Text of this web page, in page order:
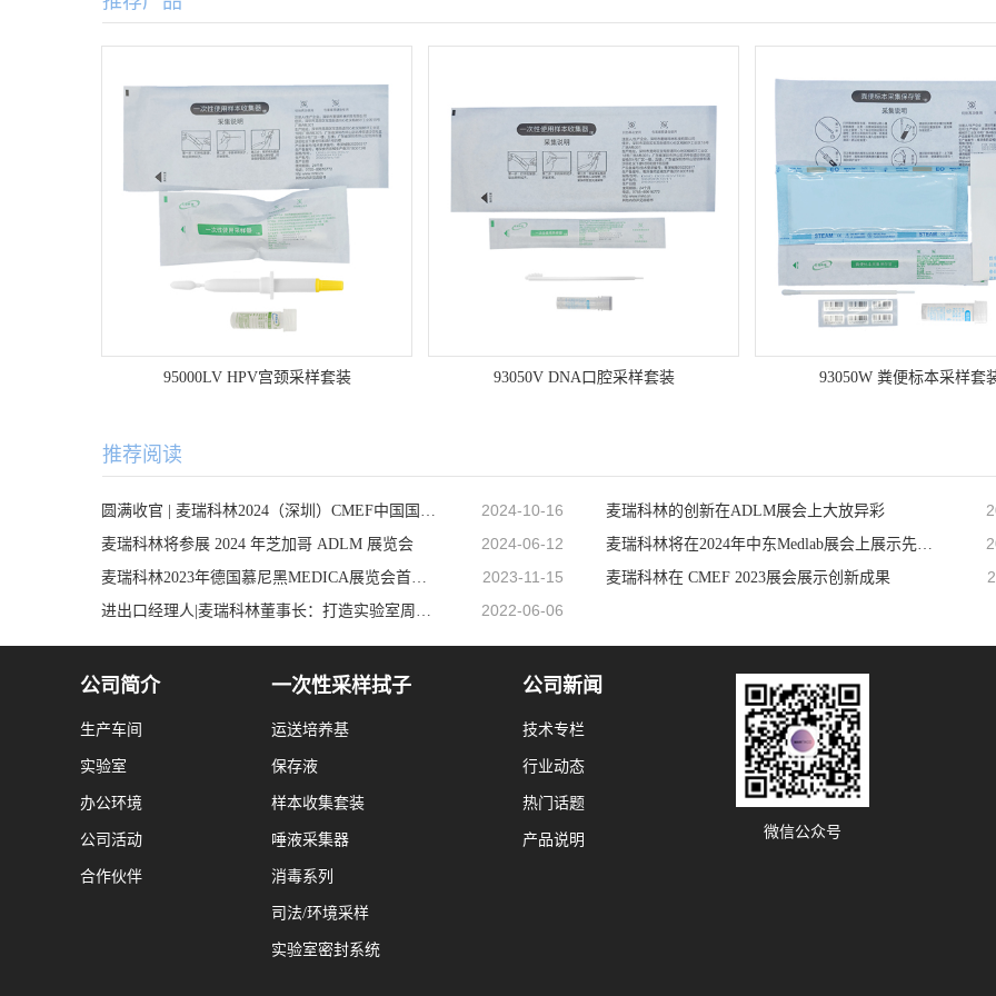
95000LV HPV宫颈采样套装 93050V DNA口腔采样套装 93050W 粪便标本采样套
推荐阅读
圆满收官 | 麦瑞科林2024（深圳）CMEF中国国际医疗器械展之行顺利完成！ 2024-10-16 麦瑞科林的创新在ADLM展会上大放异彩
麦瑞科林将参展 2024 年芝加哥 ADLM 展览会 2024-06-12 麦瑞科林将在2024年中东Medlab展会上展示先进技术
麦瑞科林2023年德国慕尼黑MEDICA展览会首日精彩回顾 2023-11-15 麦瑞科林在 CMEF 2023展会展示创新成果
进出口经理人|麦瑞科林董事长：打造实验室周边耗材第一品牌 2022-06-06
公司简介
生产车间
实验室
办公环境
公司活动
合作伙伴
一次性采样拭子
运送培养基
保存液
样本收集套装
唾液采集器
消毒系列
司法/环境采样
实验室密封系统
公司新闻
技术专栏
行业动态
热门话题
产品说明 微信公众号